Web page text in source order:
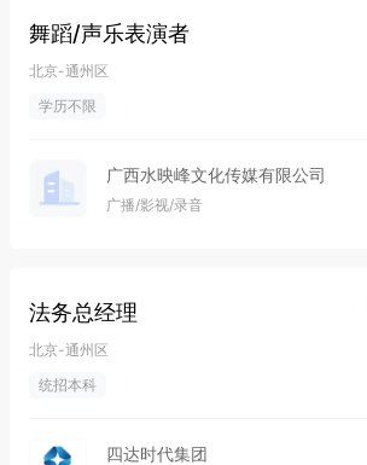
舞蹈/声乐表演者
北京-通州区
学历不限
广西水映峰文化传媒有限公司
广播/影视/录音
法务总经理
北京-通州区
统招本科
四达时代集团